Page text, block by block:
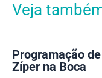
Veja
Programação
Zíper na Boca